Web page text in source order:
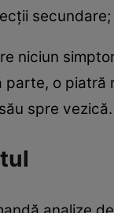
secundare;
niciun
parte, o
spre vezică.